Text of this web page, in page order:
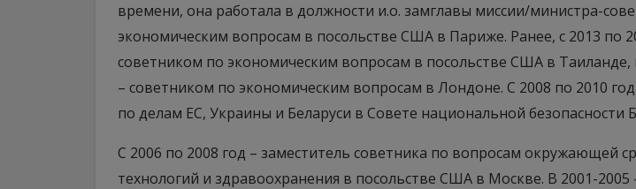
времени, она работала в должности и.о. замглавы миссии/министра-
экономическим вопросам в посольстве США в Париже. Ранее, с 2013 по
советником по экономическим вопросам в посольстве США в Таиланде,
– советником по экономическим вопросам в Лондоне. С 2008 по 2010
по делам ЕС, Украины и Беларуси в Совете национальной безопасности
С 2006 по 2008 год – заместитель советника по вопросам окружающей
технологий и здравоохранения в посольстве США в Москве. В 2001-2005